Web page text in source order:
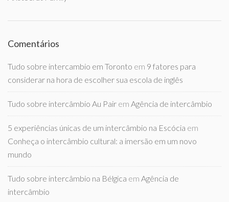
Comentários
Tudo sobre intercambio em Toronto em 9 fatores para
considerar na hora de escolher sua escola de inglês
Tudo sobre intercâmbio Au Pair em Agência de intercâmbio
5 experiências únicas de um intercâmbio na Escócia em
Conheça o intercâmbio cultural: a imersão em um novo
mundo
Tudo sobre intercâmbio na Bélgica em Agência de
intercâmbio